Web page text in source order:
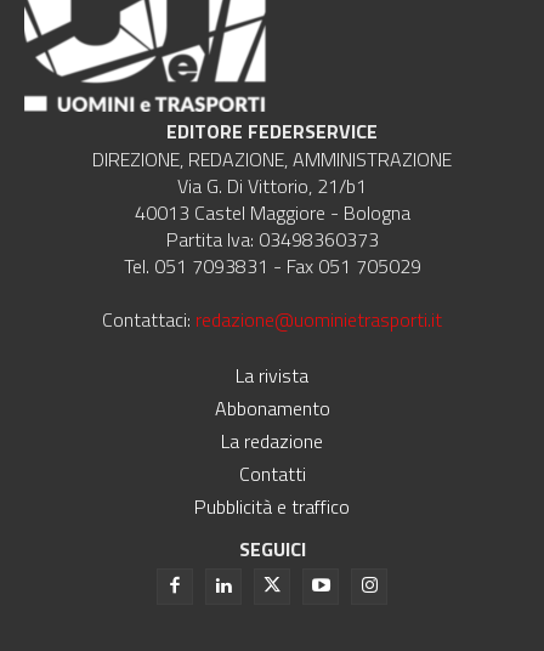
EDITORE FEDERSERVICE
DIREZIONE, REDAZIONE, AMMINISTRAZIONE
Via G. Di Vittorio, 21/b1
40013 Castel Maggiore - Bologna
Partita Iva: 03498360373
Tel. 051 7093831 - Fax 051 705029
Contattaci: redazione@uominietrasporti.it
La rivista
Abbonamento
La redazione
Contatti
Pubblicità e traffico
SEGUICI